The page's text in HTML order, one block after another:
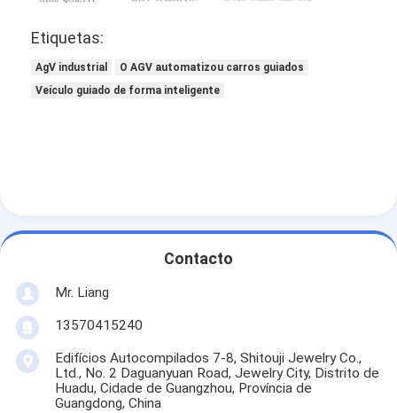
Etiquetas:
AgV industrial
O AGV automatizou carros guiados
Veículo guiado de forma inteligente
Contacto
Mr. Liang
13570415240
Edifícios Autocompilados 7-8, Shitouji Jewelry Co.,
Ltd., No. 2 Daguanyuan Road, Jewelry City, Distrito de
Huadu, Cidade de Guangzhou, Província de
Guangdong, China